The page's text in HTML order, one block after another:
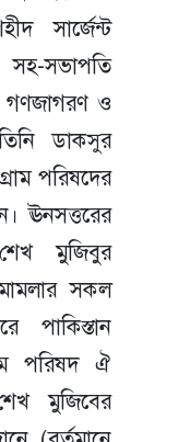
সার্জেন্ট
সভাপতি
গণজাগরণ ও
ডাকসুর
পরিষদের
ঊনসত্তরের
মুজিবুর
সকল
পাকিস্তান
পরিষদ ঐ
মুজিবের